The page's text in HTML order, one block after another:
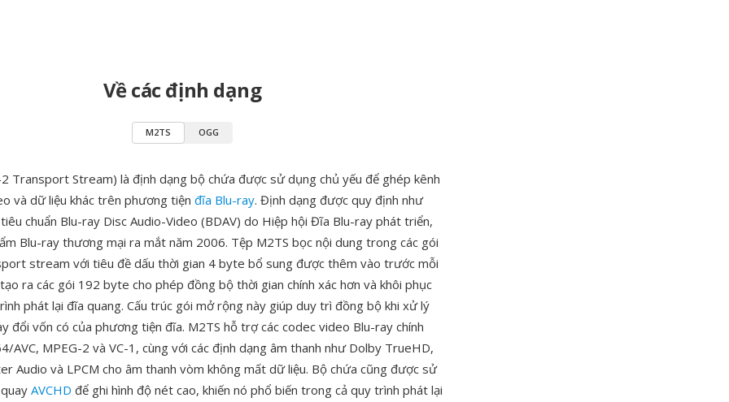
Về các định dạng
M2TS OGG
Transport Stream) là định dạng bộ chứa được sử dụng chủ yếu để ghép kênh
và dữ liệu khác trên phương tiện đĩa Blu-ray. Định dạng được quy định như
chuẩn Blu-ray Disc Audio-Video (BDAV) do Hiệp hội Đĩa Blu-ray phát triển,
Blu-ray thương mại ra mắt năm 2006. Tệp M2TS bọc nội dung trong các gói
stream với tiêu đề dấu thời gian 4 byte bổ sung được thêm vào trước mỗi
ra các gói 192 byte cho phép đồng bộ thời gian chính xác hơn và khôi phục
phát lại đĩa quang. Cấu trúc gói mở rộng này giúp duy trì đồng bộ khi xử lý
đổi vốn có của phương tiện đĩa. M2TS hỗ trợ các codec video Blu-ray chính
AVC, MPEG-2 và VC-1, cùng với các định dạng âm thanh như Dolby TrueHD,
Audio và LPCM cho âm thanh vòm không mất dữ liệu. Bộ chứa cũng được sử
AVCHD để ghi hình độ nét cao, khiến nó phổ biến trong cả quy trình phát lại